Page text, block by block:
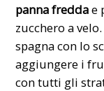
panna freddae
zucchero a velo.
spagna con lo
aggiungere i
con tutti gli